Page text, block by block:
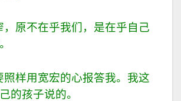
，原不在乎我们，是在乎自己
照样用宽宏的心报答我。我这
的孩子说的。